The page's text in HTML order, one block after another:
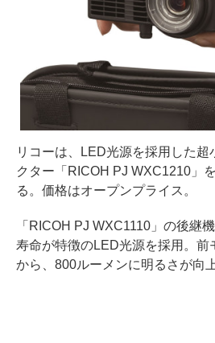
リコーは、LED光源を採用した超
クター「RICOH PJ WXC1210」
る。価格はオープンプライス。
「RICOH PJ WXC1110」の後継
寿命が特徴のLED光源を採用。前
から、800ルーメンに明るさが向上